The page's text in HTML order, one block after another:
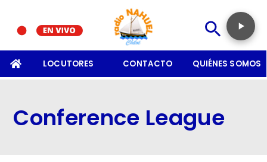
LOCUTORES CONTACTO QUIÉNES SOMOS
Conference League